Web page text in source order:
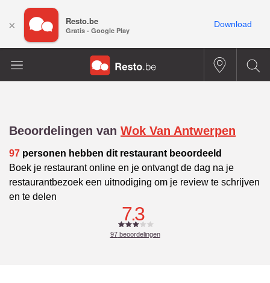
Beoordelingen van Wok Van Antwerpen
97 personen hebben dit restaurant beoordeeld
Boek je restaurant online en je ontvangt de dag na je
restaurantbezoek een uitnodiging om je review te schrijven
en te delen
7.3
97beoordelingen
× Resto.be
Gratis - Google Play
Download